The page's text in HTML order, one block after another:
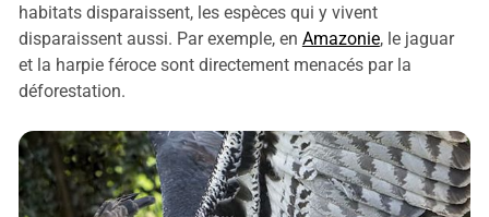
habitats disparaissent, les espèces qui y vivent
disparaissent aussi. Par exemple, en Amazonie, le jaguar
et la harpie féroce sont directement menacés par la
déforestation.